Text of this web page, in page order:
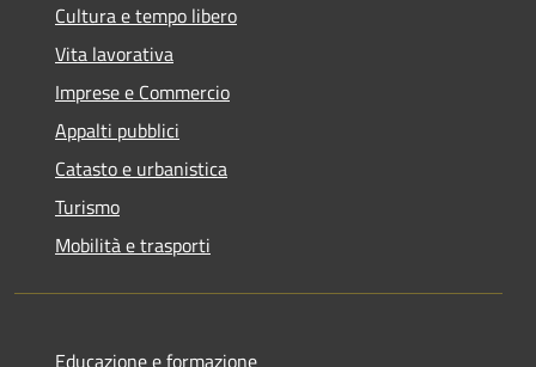
Cultura e tempo libero
Vita lavorativa
Imprese e Commercio
Appalti pubblici
Catasto e urbanistica
Turismo
Mobilità e trasporti
Educazione e formazione